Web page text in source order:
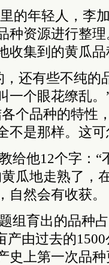
的年轻人，李
种资源进行整
收集到的黄瓜
，还有些不纯的
一个眼花缭乱
个品种的特性
不是那样。这
给他12个字：“
瓜地走熟了，
然会有收获。
组育出的品种
产由过去的
史上第一次品